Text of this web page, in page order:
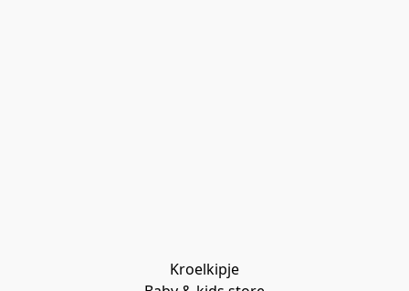
Kroelkipje